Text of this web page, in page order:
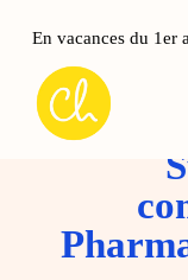
content
En vacances du 1er
PanierClose
Cart